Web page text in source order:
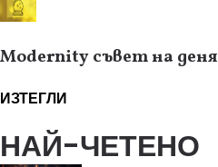
Modernity съвет на деня
ИЗТЕГЛИ
НАЙ-ЧЕТЕНО